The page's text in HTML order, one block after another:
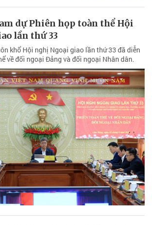
dự Phiên họp toàn thể Hội
lần thứ 33
khổ Hội nghị Ngoại giao lần thứ 33 đã diễn
về đối ngoại Đảng và đối ngoại Nhân dân.